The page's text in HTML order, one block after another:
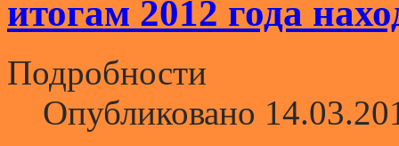
итогам 2012 года
Подробности
Опубликовано